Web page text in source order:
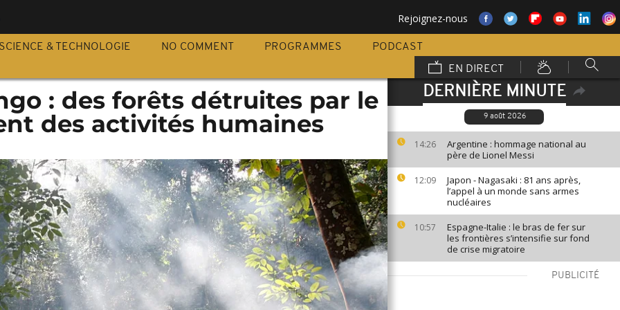
Rejoignez-nous
SCIENCE & TECHNOLOGIE NO COMMENT PROGRAMMES
PODCAST
EN DIRECT
DERNIÈRE MINUTE
9 août 2026
14:26
Argentine : hommage national au
père de Lionel Messi
12:09
Japon - Nagasaki : 81 ans après,
l’appel à un monde sans armes
nucléaires
10:57
Espagne-Italie : le bras de fer sur
les frontières s’intensifie sur fond
de crise migratoire
PUBLICITÉ
: des forêts détruites par le
des activités humaines